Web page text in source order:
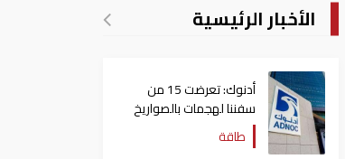
الأخبار الرئيسية
أدنوك: تعرضت 15 من
سفننا لهجمات بالصواريخ
والطائرات المسيّرة منذ
بداية النزاع
طاقة